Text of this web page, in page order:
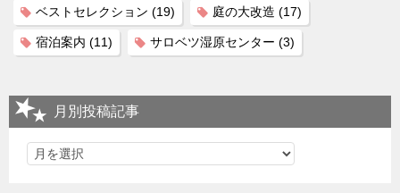
ベストセレクション (19) 庭の大改造 (17)
宿泊案内 (11) サロベツ湿原センター (3)
月別投稿記事